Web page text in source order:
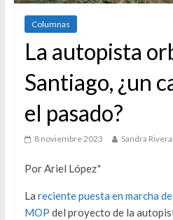
Columnas
La autopista
Santiago, ¿un
el pasado?
8 noviembre 2023 Sandra Rivera
Por Ariel López*
La reciente puesta en marcha
MOP del proyecto de la